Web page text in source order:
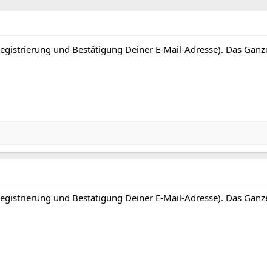
und Bestätigung Deiner E-Mail-Adresse). Das
und Bestätigung Deiner E-Mail-Adresse). Das